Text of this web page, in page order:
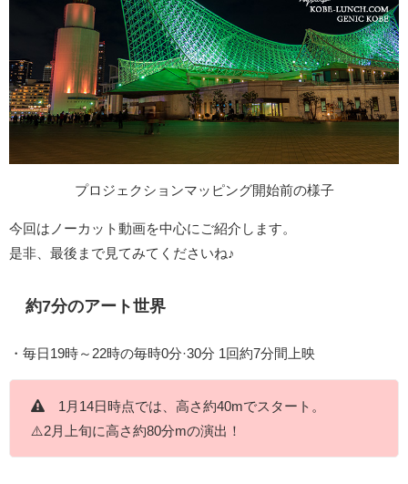
プロジェクションマッピング開始前の様子
今回はノーカット動画を中心にご紹介します。
是非、最後まで見てみてくださいね♪
約7分のアート世界
・毎日19時～22時の毎時0分·30分 1回約7分間上映
1月14日時点では、高さ約40mでスタート。
⚠️2月上旬に高さ約80分mの演出！